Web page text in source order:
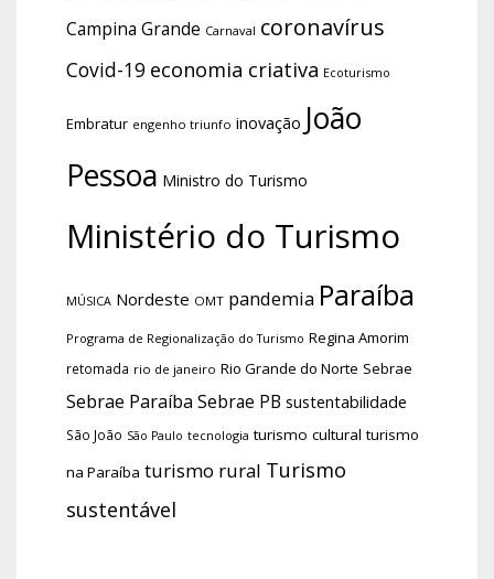
Campina Grande Carnaval coronavírus
Covid-19 economia criativa Ecoturismo
Embratur engenho triunfo inovação João
Pessoa Ministro do Turismo
Ministério do Turismo
MÚSICA Nordeste OMT pandemia Paraíba
Programa de Regionalização do Turismo Regina Amorim
retomada rio de janeiro Rio Grande do Norte Sebrae
Sebrae Paraíba Sebrae PB sustentabilidade
São João São Paulo tecnologia turismo cultural turismo
na Paraíba turismo rural Turismo
sustentável